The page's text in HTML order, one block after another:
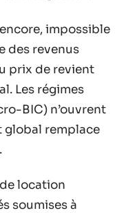
impossible
des revenus
prix de revient
Les régimes
BIC) n’ouvrent
global remplace
location
soumises à